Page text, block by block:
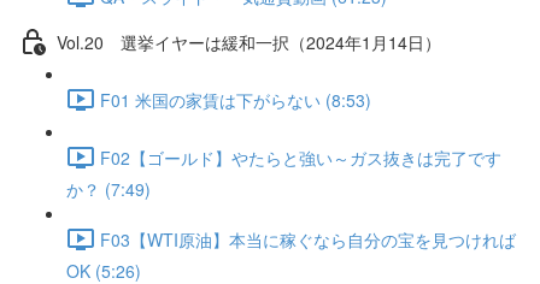
Vol.20 選挙イヤーは緩和一択（2024年1月14日）
F01 米国の家賃は下がらない (8:53)
F02【ゴールド】やたらと強い～ガス抜きは完了です
か？ (7:49)
F03【WTI原油】本当に稼ぐなら自分の宝を見つければ
OK (5:26)